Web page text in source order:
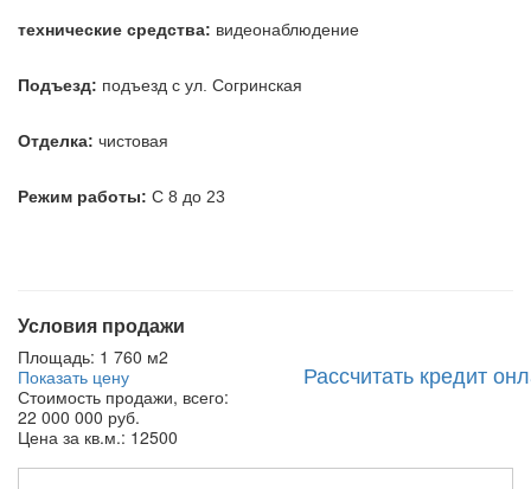
технические средства: видеонаблюдение
Подъезд: подъезд с ул. Согринская
Отделка: чистовая
Режим работы: С 8 до 23
Условия продажи
Площадь: 1 760 м2
Показать цену
Стоимость продажи, всего:
22 000 000 руб.
Цена за кв.м.: 12500
Рассчитать кредит